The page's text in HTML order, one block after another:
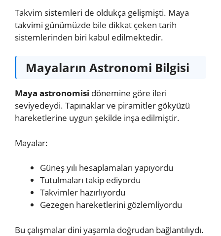
Takvim sistemleri de oldukça gelişmişti. Maya
takvimi günümüzde bile dikkat çeken tarih
sistemlerinden biri kabul edilmektedir.
Mayaların Astronomi Bilgisi
Maya astronomisi dönemine göre ileri
seviyedeydi. Tapınaklar ve piramitler gökyüzü
hareketlerine uygun şekilde inşa edilmiştir.
Mayalar:
Güneş yılı hesaplamaları yapıyordu
Tutulmaları takip ediyordu
Takvimler hazırlıyordu
Gezegen hareketlerini gözlemliyordu
Bu çalışmalar dini yaşamla doğrudan bağlantılıydı.